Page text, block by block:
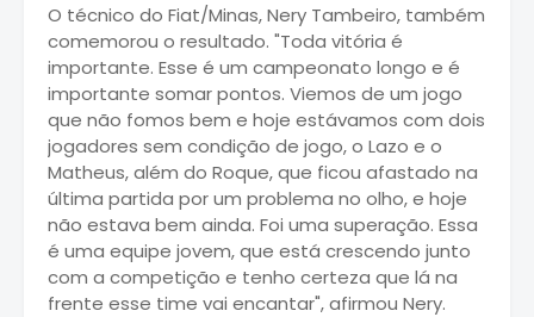
O técnico do Fiat/Minas, Nery Tambeiro, também
comemorou o resultado. "Toda vitória é
importante. Esse é um campeonato longo e é
importante somar pontos. Viemos de um jogo
que não fomos bem e hoje estávamos com dois
jogadores sem condição de jogo, o Lazo e o
Matheus, além do Roque, que ficou afastado na
última partida por um problema no olho, e hoje
não estava bem ainda. Foi uma superação. Essa
é uma equipe jovem, que está crescendo junto
com a competição e tenho certeza que lá na
frente esse time vai encantar", afirmou Nery.